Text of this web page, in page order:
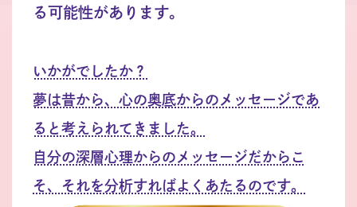
る可能性があります。
いかがでしたか？
夢は昔から、心の奥底からのメッセージであ
ると考えられてきました。
自分の深層心理からのメッセージだからこ
そ、それを分析すればよくあたるのです。